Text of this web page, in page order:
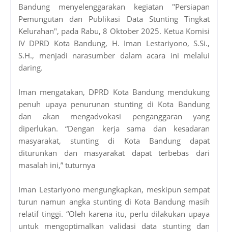
Bandung menyelenggarakan kegiatan "Persiapan
Pemungutan dan Publikasi Data Stunting Tingkat
Kelurahan", pada Rabu, 8 Oktober 2025. Ketua Komisi
IV DPRD Kota Bandung, H. Iman Lestariyono, S.Si.,
S.H., menjadi narasumber dalam acara ini melalui
daring.
Iman mengatakan, DPRD Kota Bandung mendukung
penuh upaya penurunan stunting di Kota Bandung
dan akan mengadvokasi penganggaran yang
diperlukan. “Dengan kerja sama dan kesadaran
masyarakat, stunting di Kota Bandung dapat
diturunkan dan masyarakat dapat terbebas dari
masalah ini,” tuturnya
Iman Lestariyono mengungkapkan, meskipun sempat
turun namun angka stunting di Kota Bandung masih
relatif tinggi. “Oleh karena itu, perlu dilakukan upaya
untuk mengoptimalkan validasi data stunting dan